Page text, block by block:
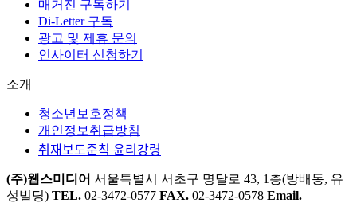
매거진 구독하기
Di-Letter 구독
광고 및 제휴 문의
인사이터 신청하기
소개
청소년보호정책
개인정보취급방침
취재보도준칙 윤리강령
(주)웹스미디어 서울특별시 서초구 명달로 43, 1층(방배동, 유
성빌딩) TEL. 02-3472-0577 FAX. 02-3472-0578 Email.